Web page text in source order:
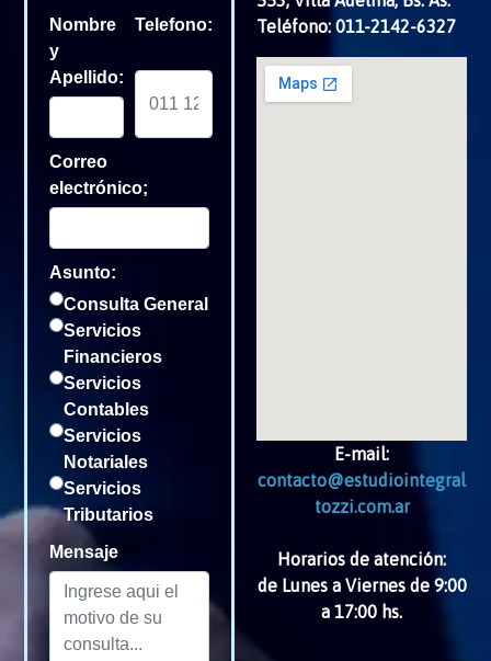
Nombre
y
Apellido:
Telefono:
Correo
electrónico;
Asunto:
Consulta General
Servicios
Financieros
Servicios
Contables
Servicios
Notariales
Servicios
Tributarios
Mensaje
Teléfono: 011-2142-6327
E-mail:
contacto@estudiointegral
tozzi.com.ar
Horarios de atención:
de Lunes a Viernes de 9:00
a 17:00 hs.